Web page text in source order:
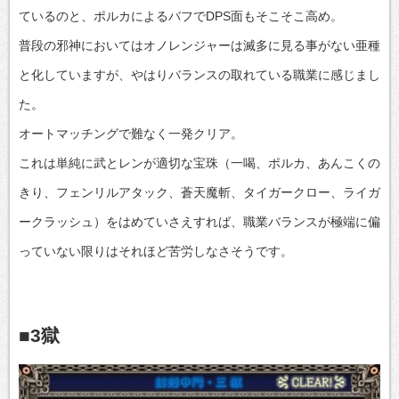
ているのと、ポルカによるバフでDPS面もそこそこ高め。
普段の邪神においてはオノレンジャーは滅多に見る事がない亜種
と化していますが、やはりバランスの取れている職業に感じまし
た。
オートマッチングで難なく一発クリア。
これは単純に武とレンが適切な宝珠（一喝、ポルカ、あんこくの
きり、フェンリルアタック、蒼天魔斬、タイガークロー、ライガ
ークラッシュ）をはめていさえすれば、職業バランスが極端に偏
っていない限りはそれほど苦労しなさそうです。
■3獄